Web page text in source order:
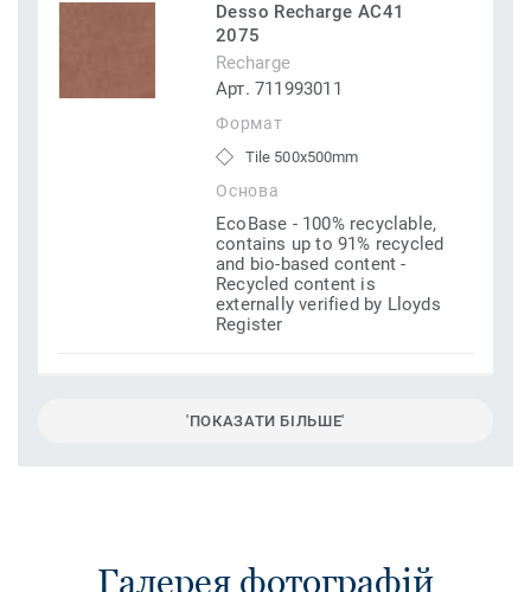
Desso Recharge AC41
2075
Recharge
Арт. 711993011
Формат
Tile 500x500mm
Основа
EcoBase - 100% recyclable,
contains up to 91% recycled
and bio-based content -
Recycled content is
externally verified by Lloyds
Register
'ПОКАЗАТИ БІЛЬШЕ'
Галерея фотографій